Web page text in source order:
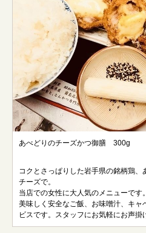
あべどりのチーズかつ御膳 300g
コクとさっぱりした岩手県の銘柄鶏
チーズで。
当店での女性に大人気のメニューです。
美味しく安全なご飯、お味噌汁、キャ
ビスです。スタッフにお気軽にお声掛